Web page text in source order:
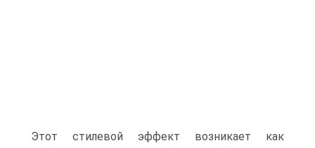
Этот стилевой эффект возникает как